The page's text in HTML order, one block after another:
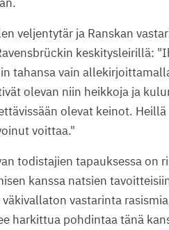
veljentytär ja Ranskan
keskitysleirillä:
tahansa vain
olevan niin heikkoja ja
olevat keinot.
voittaa."
todistajien tapauksessa on
kanssa natsien
vastarinta
harkittua pohdintaa tänä